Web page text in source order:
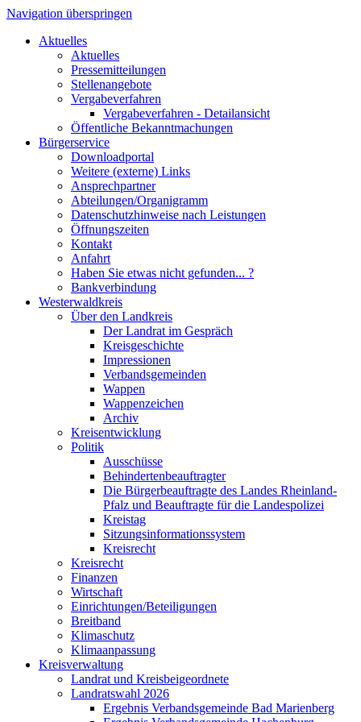
Navigation überspringen
Aktuelles
Aktuelles
Pressemitteilungen
Stellenangebote
Vergabeverfahren
Vergabeverfahren - Detailansicht
Öffentliche Bekanntmachungen
Bürgerservice
Downloadportal
Weitere (externe) Links
Ansprechpartner
Abteilungen/Organigramm
Datenschutzhinweise nach Leistungen
Öffnungszeiten
Kontakt
Anfahrt
Haben Sie etwas nicht gefunden... ?
Bankverbindung
Westerwaldkreis
Über den Landkreis
Der Landrat im Gespräch
Kreisgeschichte
Impressionen
Verbandsgemeinden
Wappen
Wappenzeichen
Archiv
Kreisentwicklung
Politik
Ausschüsse
Behindertenbeauftragter
Die Bürgerbeauftragte des Landes Rheinland-
Pfalz und Beauftragte für die Landespolizei
Kreistag
Sitzungsinformationssystem
Kreisrecht
Kreisrecht
Finanzen
Wirtschaft
Einrichtungen/Beteiligungen
Breitband
Klimaschutz
Klimaanpassung
Kreisverwaltung
Landrat und Kreisbeigeordnete
Landratswahl 2026
Ergebnis Verbandsgemeinde Bad Marienberg